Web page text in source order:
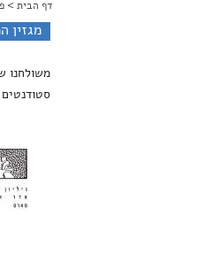
הינך נמצא
דף הבית >
מגזין המכון
משולחנו
סטודנטים